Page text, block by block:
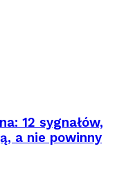
12 sygnałów,
a nie powinny